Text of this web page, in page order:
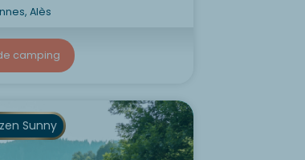
Alès
camping
Sunny